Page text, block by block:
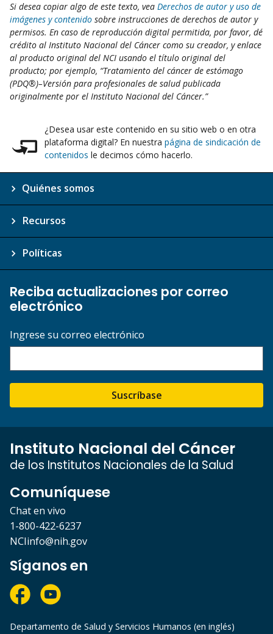
Si desea copiar algo de este texto, vea Derechos de autor y uso de
imágenes y contenido sobre instrucciones de derechos de autor y
permisos. En caso de reproducción digital permitida, por favor, dé
crédito al Instituto Nacional del Cáncer como su creador, y enlace
al producto original del NCI usando el título original del
producto; por ejemplo, “Tratamiento del cáncer de estómago
(PDQ®)–Versión para profesionales de salud publicada
originalmente por el Instituto Nacional del Cáncer.”
¿Desea usar este contenido en su sitio web o en otra
plataforma digital? En nuestra página de sindicación de
contenidos le decimos cómo hacerlo.
Quiénes somos
Recursos
Políticas
Reciba actualizaciones por correo
electrónico
Ingrese su correo electrónico
Suscríbase
Instituto Nacional del Cáncer
de los Institutos Nacionales de la Salud
Comuníquese
Chat en vivo
1-800-422-6237
NCIinfo@nih.gov
Síganos en
Departamento de Salud y Servicios Humanos (en inglés)